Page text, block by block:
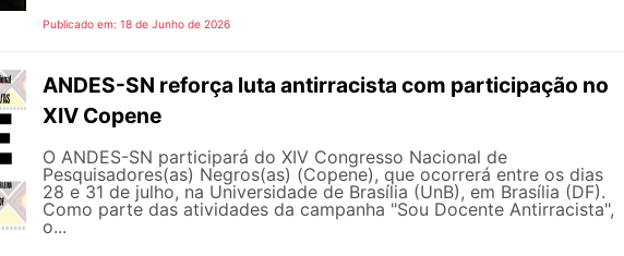
Publicado em: 18 de Junho de 2026
ANDES-SN reforça luta antirracista com participação no
XIV Copene
O ANDES-SN participará do XIV Congresso Nacional de
Pesquisadores(as) Negros(as) (Copene), que ocorrerá entre os dias
28 e 31 de julho, na Universidade de Brasília (UnB), em Brasília (DF).
Como parte das atividades da campanha "Sou Docente Antirracista",
o...